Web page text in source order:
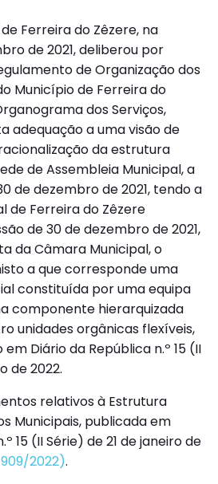
Ferreira do Zêzere, na
de 2021, deliberou por
de Organização dos
Município de Ferreira do
dos Serviços,
adequação a uma visão de
da estrutura
de Assembleia Municipal, a
de dezembro de 2021, tendo a
de Ferreira do Zêzere
de 30 de dezembro de 2021,
da Câmara Municipal, o
a que corresponde uma
constituída por uma equipa
componente hierarquizada
unidades orgânicas flexíveis,
Diário da República n.º 15 (II
de 2022.
relativos à Estrutura
Municipais, publicada em
15 (II Série) de 21 de janeiro de
2022).